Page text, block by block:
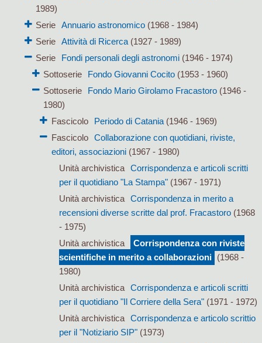
1989)
Serie Annuario astronomico(1968 - 1984)
Serie Attività di Ricerca(1927 - 1989)
Serie
Fondi personali degli astronomi(1946 - 1974)
Sottoserie
Fondo Giovanni Cocito (1953 - 1960)
Sottoserie
Fondo Mario Girolamo Fracastoro (1946 -
1980)
Fascicolo
Periodo di Catania(1946 - 1969)
Fascicolo
Collaborazione con quotidiani, riviste,
editori, associazioni(1967 - 1980)
Unità archivistica Corrispondenza e articoli scritti
per il quotidiano "La Stampa"(1967 - 1971)
Unità archivistica Corrispondenza in merito a
recensioni diverse scritte dal prof. Fracastoro(1968
- 1975)
Unità archivistica
Corrispondenza con riviste
scientifiche in merito a collaborazioni (1968 -
1980)
Unità archivistica Corrispondenza e articoli scritti
per il quotidiano "Il Corriere della Sera"(1971 - 1972)
Unità archivistica Corrispondenza e articolo scrittio
per il "Notiziario SIP"(1973)